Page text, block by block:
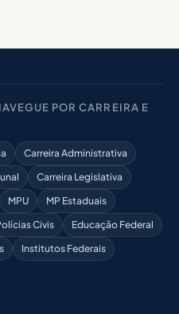
POR CARREIRA E
Carreira Administrativa
Carreira Legislativa
MPU
MP Estaduais
Civis
Educação Federal
Institutos Federais